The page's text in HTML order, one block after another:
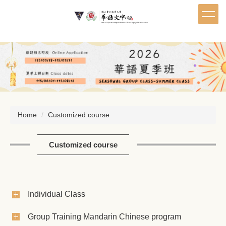
content
block
Home Customized course
Customized course
Individual Class
Group Training Mandarin Chinese program